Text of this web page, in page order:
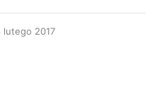
lutego 2017